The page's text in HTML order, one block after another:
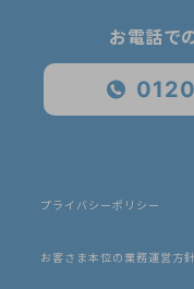
お電話で
プライバシーポリシー
お客さま本位の業務運営方針